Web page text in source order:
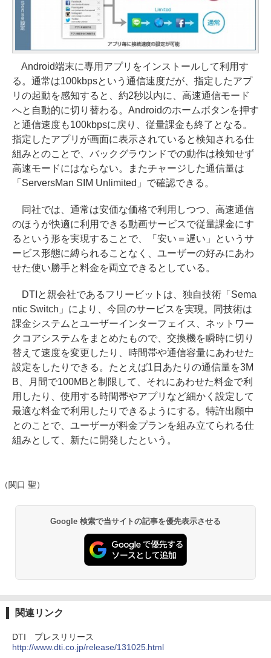
Android端末に専用アプリをインストールして利用す
る。通常は100kbpsという通信速度だが、指定したアプ
リの起動を感知すると、約2秒以内に、高速通信モード
へと自動的に切り替わる。Androidのホームボタンを押す
と通信速度も100kbpsに戻り、従量課金も終了となる。
指定したアプリが画面に表示されていると検知される仕
組みとのことで、バックグラウンドでの動作は検知せず
高速モードにはならない。またチャージした通信量は
「ServersMan SIM Unlimited」で確認できる。
同社では、通常は安価な価格で利用しつつ、高速通信
のほうが快適に利用できる動画サービスで従量課金にす
るという形を実現することで、「安い＝遅い」というサ
ービス形態に縛られることなく、ユーザーの好みにあわ
せた使い勝手と料金を両立できるとしている。
DTIと親会社であるフリービットは、独自技術「Sema
ntic Switch」により、今回のサービスを実現。同技術は
課金システムとユーザーインターフェイス、ネットワー
クコアシステムをまとめたもので、交換機を瞬時に切り
替えて速度を変更したり、時間帯や通信容量にあわせた
設定をしたりできる。たとえば1日あたりの通信量を3M
B、月間で100MBと制限して、それにあわせた料金で利
用したり、使用する時間帯やアプリなど細かく設定して
最適な料金で利用したりできるようにする。特許出願中
とのことで、ユーザーが料金プランを組み立てられる仕
組みとして、新たに開発したという。
（関口 聖）
Google 検索で当サイトの記事を優先表示させる
関連リンク
DTI プレスリリース
http://www.dti.co.jp/release/131025.html